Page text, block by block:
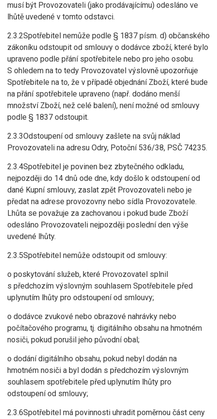
musí být Provozovateli (jako prodávajícímu) odesláno ve
lhůtě uvedené v tomto odstavci.
2.3.2Spotřebitel nemůže podle § 1837 písm. d) občanského
zákoníku odstoupit od smlouvy o dodávce zboží, které bylo
upraveno podle přání spotřebitele nebo pro jeho osobu.
S ohledem na to tedy Provozovatel výslovně upozorňuje
Spotřebitele na to, že v případě objednání Zboží, které bude
na přání spotřebitele upraveno (např. dodáno menší
množství Zboží, než celé balení), není možné od smlouvy
podle § 1837 odstoupit.
2.3.3Odstoupení od smlouvy zašlete na svůj náklad
Provozovateli na adresu Odry, Potoční 536/38, PSČ 74235.
2.3.4Spotřebitel je povinen bez zbytečného odkladu,
nejpozději do 14 dnů ode dne, kdy došlo k odstoupení od
dané Kupní smlouvy, zaslat zpět Provozovateli nebo je
předat na adrese provozovny nebo sídla Provozovatele.
Lhůta se považuje za zachovanou i pokud bude Zboží
odesláno Provozovateli nejpozději poslední den výše
uvedené lhůty.
2.3.5Spotřebitel nemůže odstoupit od smlouvy:
o poskytování služeb, které Provozovatel splnil
s předchozím výslovným souhlasem Spotřebitele před
uplynutím lhůty pro odstoupení od smlouvy;
o dodávce zvukové nebo obrazové nahrávky nebo
počítačového programu, tj. digitálního obsahu na hmotném
nosiči, pokud porušil jeho původní obal;
o dodání digitálního obsahu, pokud nebyl dodán na
hmotném nosiči a byl dodán s předchozím výslovným
souhlasem spotřebitele před uplynutím lhůty pro
odstoupení od smlouvy;
2.3.6Spotřebitel má povinnosti uhradit poměrnou část ceny